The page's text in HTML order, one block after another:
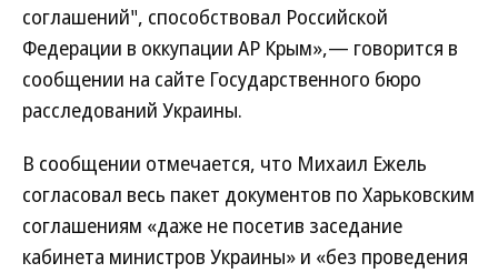
соглашений", способствовал Российской
Федерации в оккупации АР Крым»,— говорится в
сообщении на сайте Государственного бюро
расследований Украины.
В сообщении отмечается, что Михаил Ежель
согласовал весь пакет документов по Харьковским
соглашениям «даже не посетив заседание
кабинета министров Украины» и «без проведения